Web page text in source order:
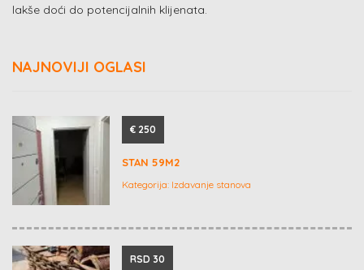
lakše doći do potencijalnih klijenata.
NAJNOVIJI OGLASI
€ 250
STAN 59M2
Kategorija: Izdavanje stanova
RSD 30